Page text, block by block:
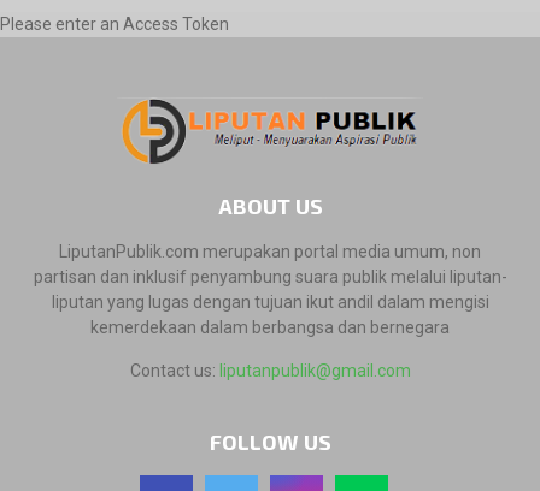
Please enter an Access Token
ABOUT US
LiputanPublik.com merupakan portal media umum, non
partisan dan inklusif penyambung suara publik melalui liputan-
liputan yang lugas dengan tujuan ikut andil dalam mengisi
kemerdekaan dalam berbangsa dan bernegara
Contact us: liputanpublik@gmail.com
FOLLOW US